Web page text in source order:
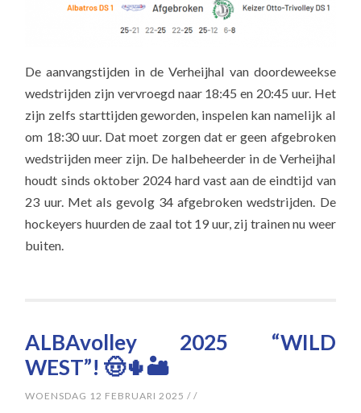
De aanvangstijden in de Verheijhal van doordeweekse
wedstrijden zijn vervroegd naar 18:45 en 20:45 uur. Het
zijn zelfs starttijden geworden, inspelen kan namelijk al
om 18:30 uur. Dat moet zorgen dat er geen afgebroken
wedstrijden meer zijn. De halbeheerder in de Verheijhal
houdt sinds oktober 2024 hard vast aan de eindtijd van
23 uur. Met als gevolg 34 afgebroken wedstrijden. De
hockeyers huurden de zaal tot 19 uur, zij trainen nu weer
buiten.
ALBAvolley 2025 “WILD
WEST”! 🤠🌵🏜️
WOENSDAG 12 FEBRUARI 2025 //